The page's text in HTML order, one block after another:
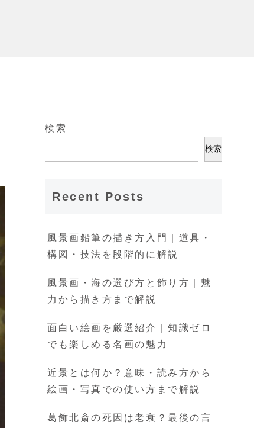
検索
検索
Recent Posts
風景画鉛筆の描き方入門｜道具・
構図・技法を段階的に解説
風景画・海の選び方と飾り方｜魅
力から描き方まで解説
面白い絵画を厳選紹介｜知識ゼロ
でも楽しめる名画の魅力
近景とは何か？意味・読み方から
絵画・写真での使い方まで解説
葛飾北斎の死因は老衰？最後の言